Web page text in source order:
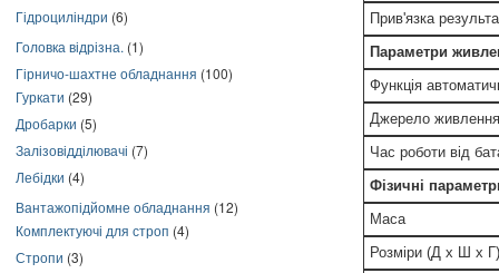
Гідроциліндри (6)
Головка відрізна. (1)
Гірничо-шахтне обладнання (100)
Гуркати (29)
Дробарки (5)
Залізовідділювачі (7)
Лебідки (4)
Вантажопідйомне обладнання (12)
Комплектуючі для строп (4)
Стропи (3)
Прив'язка
Параметри
Функція
Джерело живлення
Час роботи від
Фізичні
Маса
Розміри (Д x Ш x Г)